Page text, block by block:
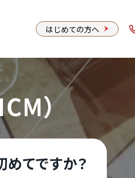
はじめての方へ
）
めてですか？